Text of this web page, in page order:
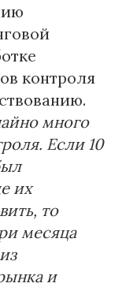
контроля
много
Если 10
их
то
месяца
и